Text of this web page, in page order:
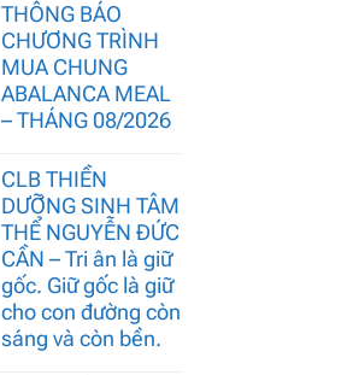
THÔNG BÁO
CHƯƠNG TRÌNH
MUA CHUNG
ABALANCA MEAL
– THÁNG 08/2026
CLB THIỀN
DƯỠNG SINH TÂM
THỂ NGUYỄN ĐỨC
CẦN – Tri ân là giữ
gốc. Giữ gốc là giữ
cho con đường còn
sáng và còn bền.